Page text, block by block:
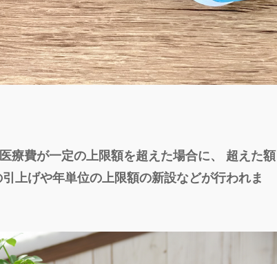
療費が一定の上限額を超えた場合に、 超えた額
上げや年単位の上限額の新設などが行われま